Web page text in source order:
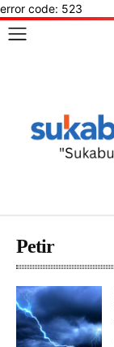
error code: 523
Petir